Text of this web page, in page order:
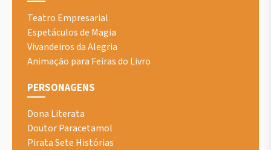
Teatro Empresarial
Espetáculos de Magia
Vivandeiros da Alegria
Animação para Feiras do Livro
PERSONAGENS
Dona Literata
Doutor Paracetamol
Pirata Sete Histórias